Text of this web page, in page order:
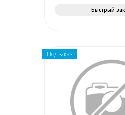
Быстрый
Под заказ